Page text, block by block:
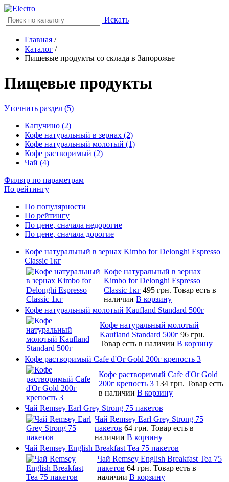
Искать
Главная /
Каталог /
Пищевые продукты со склада в Запорожье
Пищевые продукты
Уточнить раздел (5)
Капучино (2)
Кофе натуральный в зернах (2)
Кофе натуральный молотый (1)
Кофе растворимый (2)
Чай (4)
Фильтр по параметрам
По рейтингу
По популярности
По рейтингу
По цене, сначала недорогие
По цене, сначала дорогие
Кофе натуральный в зернах Kimbo for Delonghi Espresso
Classic 1кг
Кофе натуральный в зернах
Kimbo for Delonghi Espresso
Classic 1кг 495 грн. Товар есть в
наличии В корзину
Кофе натуральный молотый Kaufland Standard 500г
Кофе натуральный молотый
Kaufland Standard 500г 96 грн.
Товар есть в наличии В корзину
Кофе растворимый Cafe d'Or Gold 200г крепость 3
Кофе растворимый Cafe d'Or Gold
200г крепость 3 134 грн. Товар есть
в наличии В корзину
Чай Remsey Earl Grey Strong 75 пакетов
Чай Remsey Earl Grey Strong 75
пакетов 64 грн. Товар есть в
наличии В корзину
Чай Remsey English Breakfast Tea 75 пакетов
Чай Remsey English Breakfast Tea 75
пакетов 64 грн. Товар есть в
наличии В корзину